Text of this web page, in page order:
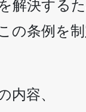
解決するた
の条例を
内容、